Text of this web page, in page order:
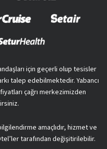
için geçerli olup tesisler
talep edebilmektedir. Yabancı
çağrı merkezimizden
amaçlıdır, hizmet ve
tarafından değişitirilebilir.